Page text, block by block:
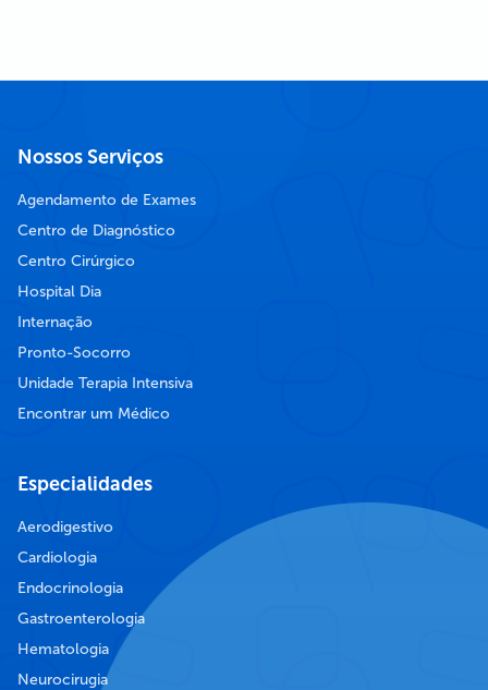
Nossos Serviços
Agendamento de Exames
Centro de Diagnóstico
Centro Cirúrgico
Hospital Dia
Internação
Pronto-Socorro
Unidade Terapia Intensiva
Encontrar um Médico
Especialidades
Aerodigestivo
Cardiologia
Endocrinologia
Gastroenterologia
Hematologia
Neurocirugia